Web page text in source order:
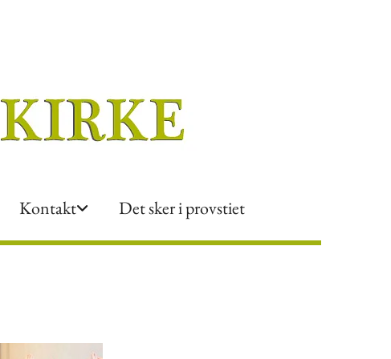
Kontakt Det sker i provstiet